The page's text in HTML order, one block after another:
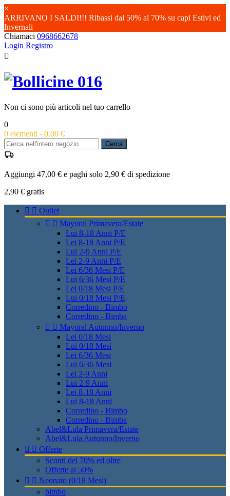
×
ARRIVANO I SALDI!!! Ribassi dal 50% al 70% su capi Estivi ed
Invernali
Chiamaci 0968662678
Login Registro

Non ci sono più articoli nel tuo carrello
0
0 elementi - 0,00 €
Cerca
Aggiungi 47,00 € e paghi solo 2,90 € di spedizione
2,90 € gratis
  Outlet
  Mayoral Primavera/Estate
Lui 8-18 Anni P/E
Lei 8-18 Anni P/E
Lui 2-9 Anni P/E
Lei 2-9 Anni P/E
Lei 6/36 Mesi P/E
Lui 6/36 Mesi P/E
Lei 0/18 Mesi P/E
Lui 0/18 Mesi P/E
Corredino - Bimbo
Corredino - Bimba
  Mayoral Autunno/Inverno
Lei 0/18 Mesi
Lui 0/18 Mesi
Lei 6/36 Mesi
Lui 6/36 Mesi
Lei 2-9 Anni
Lui 2-9 Anni
Lei 8-18 Anni
Lui 8-18 Anni
Corredino - Bimbo
Corredino - Bimba
Abel&Lula Primavera/Estate
Abel&Lula Autunno/Inverno
  Offerte
Sconti del 70% ed oltre
Offerte al 50%
  Neonato (0/18 Mesi)
bimbo